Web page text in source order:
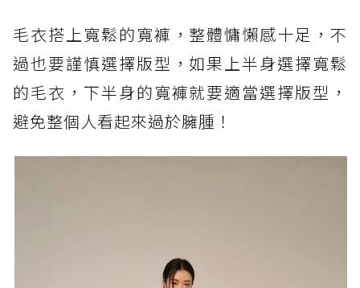
毛衣搭上寬鬆的寬褲，整體慵懶感十足，不
過也要謹慎選擇版型，如果上半身選擇寬鬆
的毛衣，下半身的寬褲就要適當選擇版型，
避免整個人看起來過於臃腫！